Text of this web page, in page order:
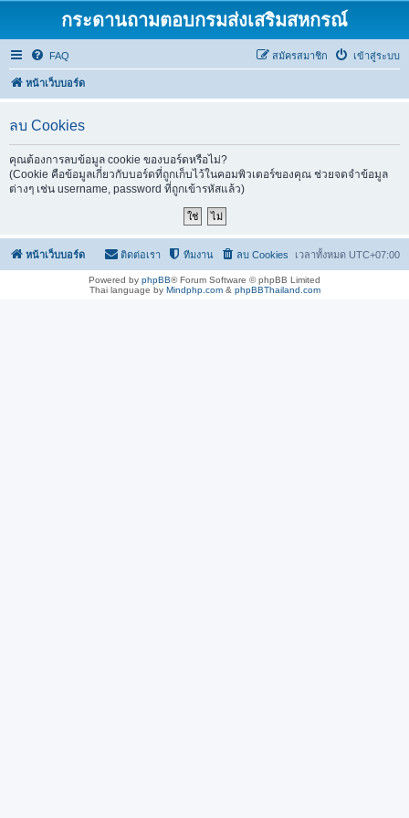
กระดานถามตอบกรมส่งเสริมสหกรณ์
FAQ เข้าสู่ระบบ
สมัครสมาชิก
หน้าเว็บบอร์ด
ลบ Cookies
คุณต้องการลบข้อมูล cookie ของบอร์ดหรือไม่?
(Cookie คือข้อมูลเกี่ยวกับบอร์ดที่ถูกเก็บไว้ในคอมพิวเตอร์ของคุณ ช่วยจดจำข้อมูล
ต่างๆ เช่น username, password ที่ถูกเข้ารหัสแล้ว)
หน้าเว็บบอร์ด เวลาทั้งหมด UTC+07:00
ลบ Cookies
ทีมงาน
ติดต่อเรา
Powered by phpBB® Forum Software © phpBB Limited
Thai language by Mindphp.com& phpBBThailand.com